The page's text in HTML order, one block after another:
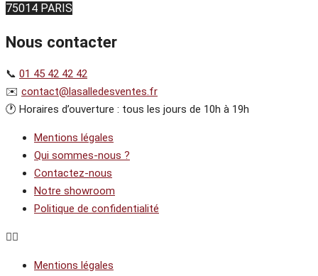
75014 PARIS
Nous contacter
📞 01 45 42 42 42
✉️ contact@lasalledesventes.fr
🕐 Horaires d’ouverture : tous les jours de 10h à 19h
Mentions légales
Qui sommes-nous ?
Contactez-nous
Notre showroom
Politique de confidentialité
Mentions légales